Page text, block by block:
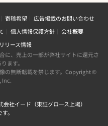
寄稿希望
広告掲載のお問い合わせ
個人情報保護方針
会社概要
リース情報
に、売上の一部が弊社サイトに還元さ
ます。
の無断転載を禁じます。Copyright ©
Inc.
会社イード（東証グロース上場）
。